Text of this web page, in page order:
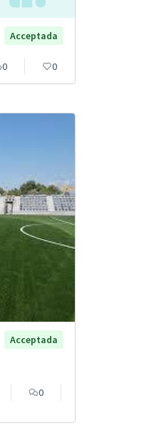
Acceptada
0 0
Acceptada
0